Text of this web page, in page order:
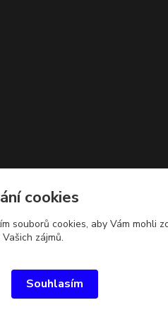
cookies
souborů cookies, aby Vám mohli
zájmů.
Souhlasím